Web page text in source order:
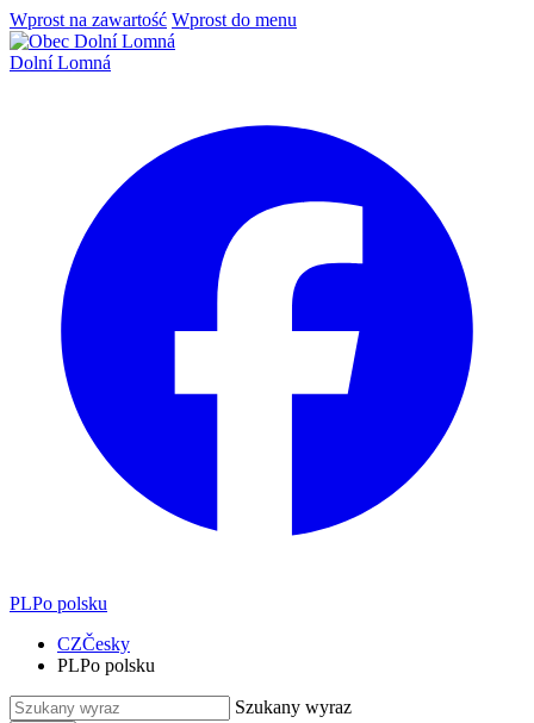
Wprost na zawartość Wprost do menu
Dolní Lomná
PLPo polsku
CZČesky
PLPo polsku
Szukany wyraz